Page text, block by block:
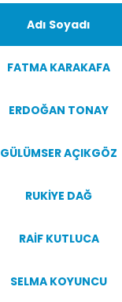
Adı Soyadı
FATMA KARAKAFA
ERDOĞAN TONAY
GÜLÜMSER AÇIKGÖZ
RUKİYE DAĞ
RAİF KUTLUCA
SELMA KOYUNCU